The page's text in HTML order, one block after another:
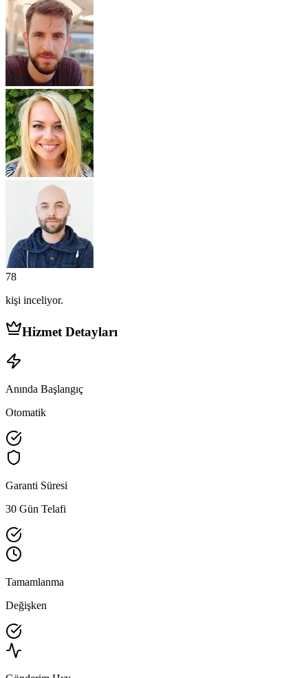
78
kişi inceliyor.
Hizmet Detayları
Anında Başlangıç
Otomatik
Garanti Süresi
30 Gün Telafi
Tamamlanma
Değişken